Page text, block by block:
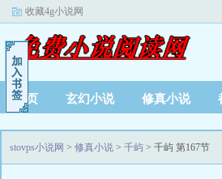
收藏4g小说网
首页 玄幻小说 修真小说
stovps小说网 > 修真小说 > 千屿 > 千屿 第167节